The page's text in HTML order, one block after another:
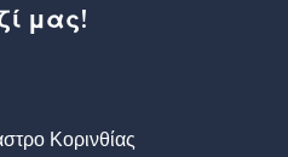
μας!
Κορινθίας